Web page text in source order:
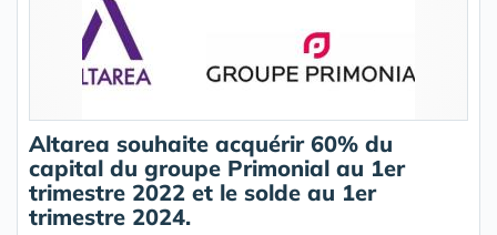
Altarea souhaite acquérir 60% du
capital du groupe Primonial au 1er
trimestre 2022 et le solde au 1er
trimestre 2024.